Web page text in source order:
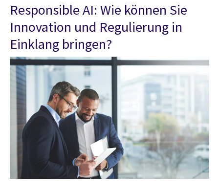
Responsible AI: Wie können Sie
Innovation und Regulierung in
Einklang bringen?